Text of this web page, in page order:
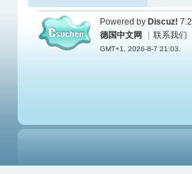
Powered by Discuz! 7.2
德国中文网
联系我们
GMT+1, 2026-8-7 21:03.